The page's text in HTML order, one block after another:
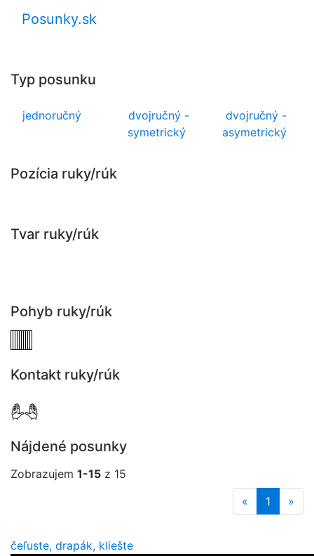
Posunky.sk
Typ posunku
jednoručný
dvojručný -
symetrický
dvojručný -
asymetrický
Pozícia ruky/rúk
Tvar ruky/rúk
Pohyb ruky/rúk
Kontakt ruky/rúk
Nájdené posunky
Zobrazujem 1-15 z 15
«
1 »
čeľuste, drapák, kliešte